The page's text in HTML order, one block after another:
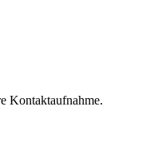
Kontaktaufnahme.